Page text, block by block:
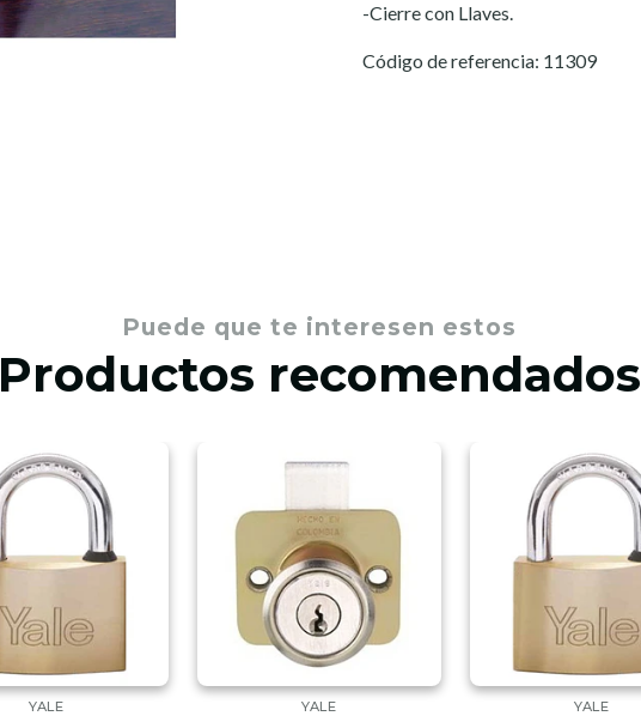
-Cierre con Llaves.
Código de referencia: 11309
Puede que te interesen estos
Productos recomendados
YALE YALE YALE